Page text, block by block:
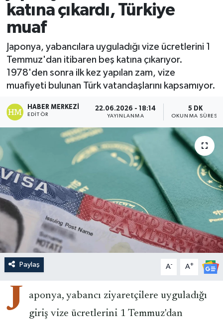
katına çıkardı, Türkiye
muaf
Japonya, yabancılara uyguladığı vize ücretlerini 1
Temmuz'dan itibaren beş katına çıkarıyor.
1978'den sonra ilk kez yapılan zam, vize
muafiyeti bulunan Türk vatandaşlarını kapsamıyor.
HABER MERKEZI
EDITÖR
22.06.2026 - 18:14
YAYINLANMA
5 DK
OKUNMA SÜRESI
Paylaş A- A+
J
aponya, yabancı ziyaretçilere uyguladığı
giriş vize ücretlerini 1 Temmuz'dan